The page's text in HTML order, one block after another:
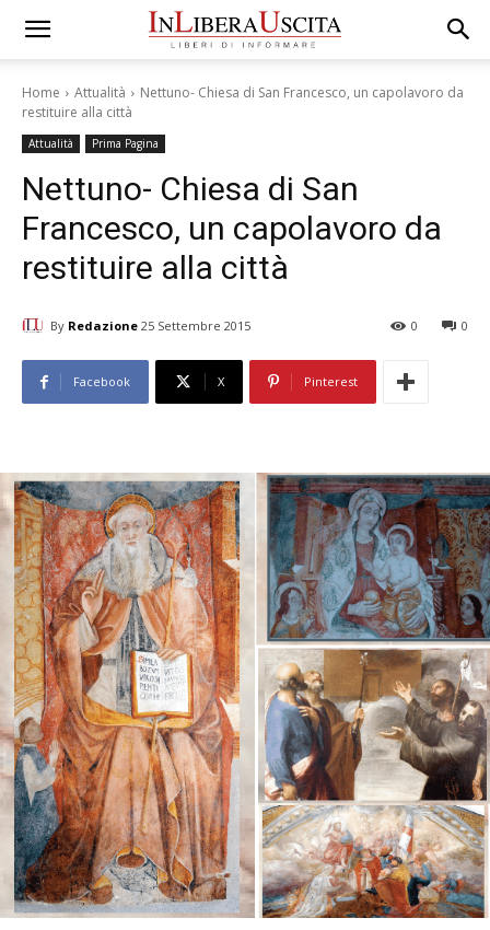
Home Attualità
Nettuno- Chiesa di San Francesco, un capolavoro da
restituire alla città
Attualità Prima Pagina
Nettuno- Chiesa di San
Francesco, un capolavoro da
restituire alla città
By Redazione 25 Settembre 2015 0
0
Facebook X Pinterest